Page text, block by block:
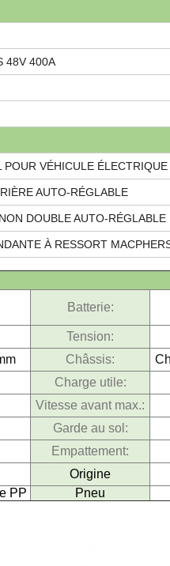
48V 400A
POUR VÉHICULE ÉLECTRIQUE
AUTO-RÉGLABLE
DOUBLE AUTO-RÉGLABLE
À RESSORT
Batterie:
Tension:
Châssis:
Charge utile:
Vitesse avant max.:
Garde au sol:
Empattement:
Origine
PP Pneu